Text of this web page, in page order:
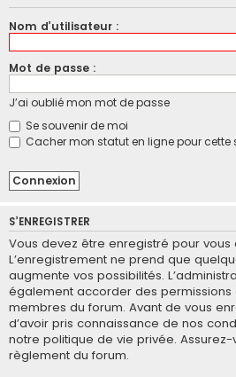
Nom d’utilisateur :
Mot de passe :
J’ai oublié mon mot de passe
Se souvenir de moi
Cacher mon statut en ligne pour cette
S’ENREGISTRER
Vous devez être enregistré pour vous
L’enregistrement ne prend que
augmente vos possibilités.
également accorder des permissions
membres du forum. Avant de vous
d’avoir pris connaissance de nos
notre politique de vie privée.
règlement du forum.